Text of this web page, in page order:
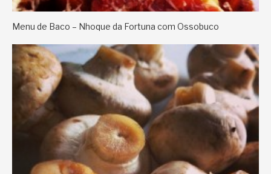
Menu de Baco – Nhoque da Fortuna com Ossobuco